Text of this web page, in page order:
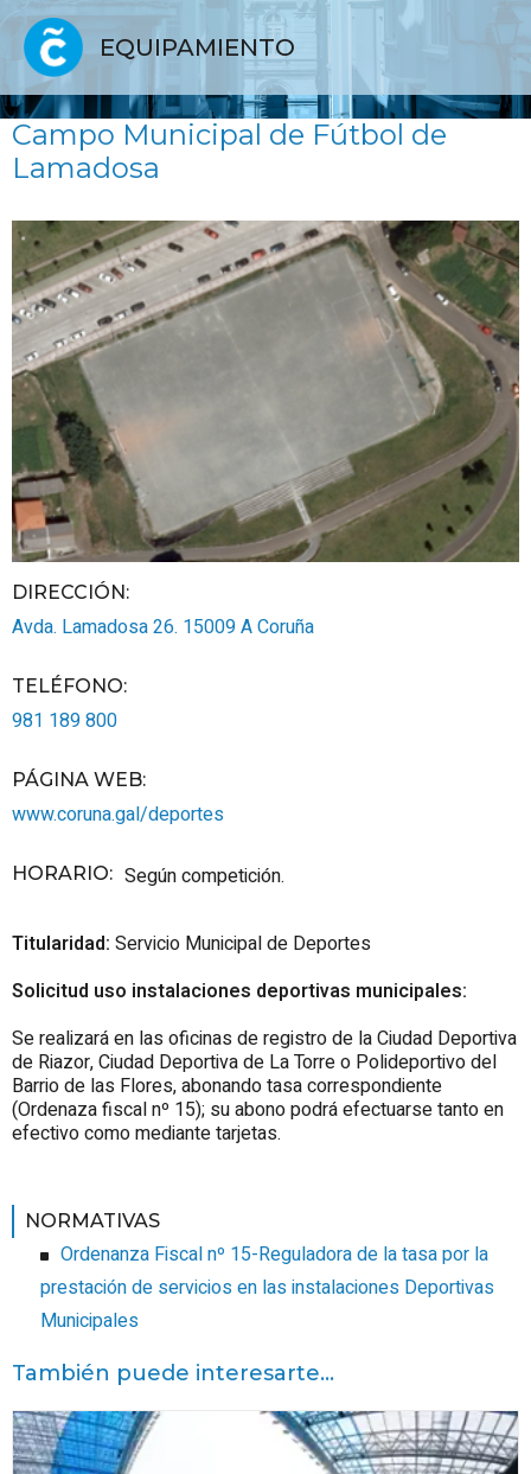
EQUIPAMIENTO
Campo Municipal de Fútbol de
Lamadosa
DIRECCIÓN:
Avda. Lamadosa 26. 15009A Coruña
TELÉFONO:
981 189 800
PÁGINA WEB:
www.coruna.gal/deportes
HORARIO: Según competición.
Titularidad: Servicio Municipal de Deportes
Solicitud uso instalaciones deportivas municipales:
Se realizará en las oficinas de registro de la Ciudad Deportiva
de Riazor, Ciudad Deportiva de La Torre o Polideportivo del
Barrio de las Flores, abonando tasa correspondiente
(Ordenaza fiscal nº 15); su abono podrá efectuarse tanto en
efectivo como mediante tarjetas.
NORMATIVAS
Ordenanza Fiscal nº 15-Reguladora de la tasa por la
prestación de servicios en las instalaciones Deportivas
Municipales
También puede interesarte...